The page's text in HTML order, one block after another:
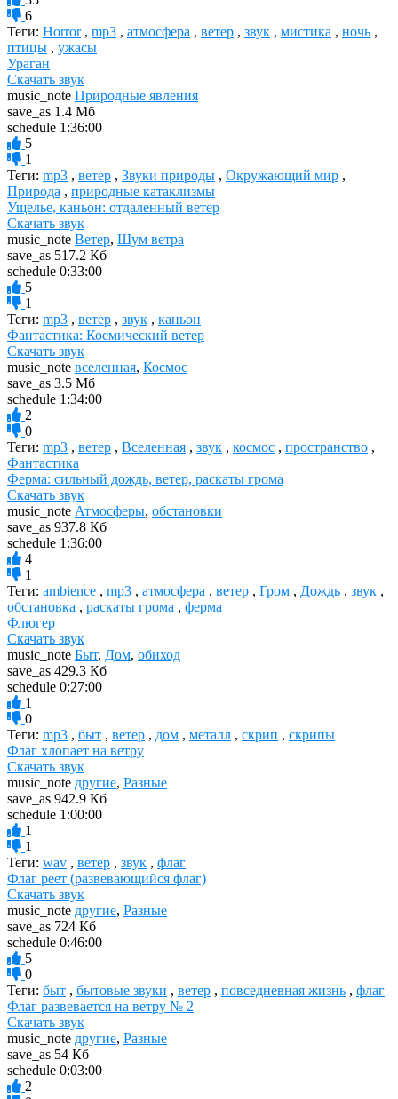
6
Теги: Horror, mp3 , атмосфера , ветер , звук , мистика , ночь ,
птицы , ужасы
Ураган
Скачать звук
music_note Природные явления
save_as 1.4 Мб
schedule 1:36:00
5
1
Теги: mp3 , ветер , Звуки природы , Окружающий мир ,
Природа , природные катаклизмы
Ущелье, каньон: отдаленный ветер
Скачать звук
music_note Ветер, Шум ветра
save_as 517.2 Кб
schedule 0:33:00
5
1
Теги: mp3 , ветер , звук , каньон
Фантастика: Космический ветер
Скачать звук
music_note вселенная, Космос
save_as 3.5 Мб
schedule 1:34:00
2
0
Теги: mp3 , ветер , Вселенная , звук , космос , пространство ,
Фантастика
Ферма: сильный дождь, ветер, раскаты грома
Скачать звук
music_note Атмосферы, обстановки
save_as 937.8 Кб
schedule 1:36:00
4
1
Теги: ambience , mp3 , атмосфера , ветер , Гром , Дождь , звук ,
обстановка , раскаты грома , ферма
Флюгер
Скачать звук
music_note Быт, Дом, обиход
save_as 429.3 Кб
schedule 0:27:00
1
0
Теги: mp3 , быт , ветер , дом , металл , скрип , скрипы
Флаг хлопает на ветру
Скачать звук
music_note другие, Разные
save_as 942.9 Кб
schedule 1:00:00
1
1
Теги: wav , ветер , звук , флаг
Флаг реет (развевающийся флаг)
Скачать звук
music_note другие, Разные
save_as 724 Кб
schedule 0:46:00
5
0
Теги: быт , бытовые звуки , ветер , повседневная жизнь , флаг
Флаг развевается на ветру № 2
Скачать звук
music_note другие, Разные
save_as 54 Кб
schedule 0:03:00
2